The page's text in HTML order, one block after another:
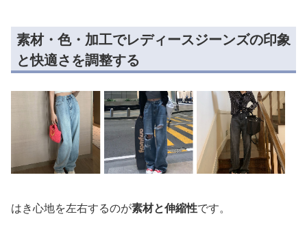
素材・色・加工でレディースジーンズの印象
と快適さを調整する
はき心地を左右するのが素材と伸縮性です。